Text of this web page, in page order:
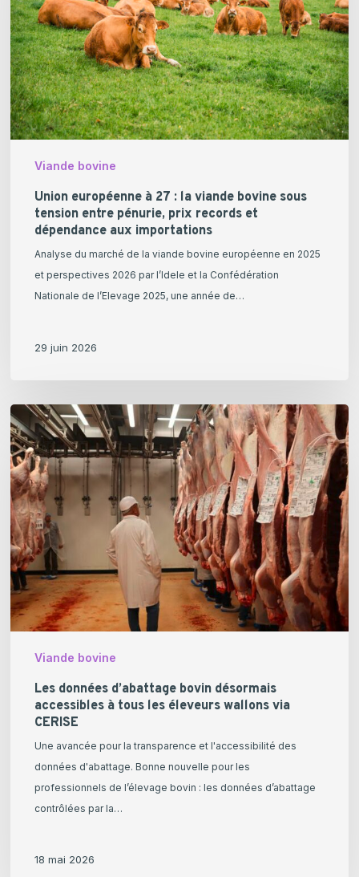
Viande bovine
:
la
viande
bovine
sous
tension
entre
records
dépendance
importations
Union européenne à 27 : la viande bovine sous
tension entre pénurie, prix records et
dépendance aux importations
Analyse du marché de la viande bovine européenne en 2025
et perspectives 2026 par l’Idele et la Confédération
Nationale de l’Elevage 2025, une année de…
29 juin 2026
Viande bovine
Les
données
d’abattage
bovin
désormais
accessibles
à
tous
les
éleveurs
wallons
CERISE
Les données d’abattage bovin désormais
accessibles à tous les éleveurs wallons via
CERISE
Une avancée pour la transparence et l'accessibilité des
données d'abattage. Bonne nouvelle pour les
professionnels de l’élevage bovin : les données d’abattage
contrôlées par la…
18 mai 2026